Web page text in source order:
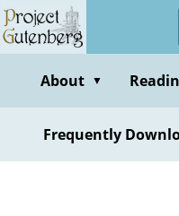
Skip
to
contentAbout ▼
Frequently